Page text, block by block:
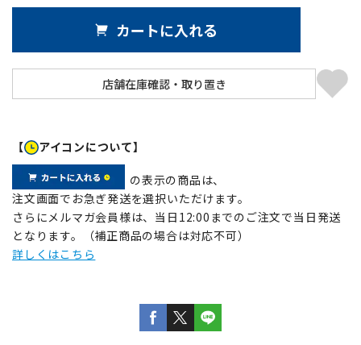
カートに入れる
【 アイコンについて】
の表示の商品は、
注文画面でお急ぎ発送を選択いただけます。
さらにメルマガ会員様は、当日12:00までのご注文で当日発送
となります。（補正商品の場合は対応不可）
詳しくはこちら